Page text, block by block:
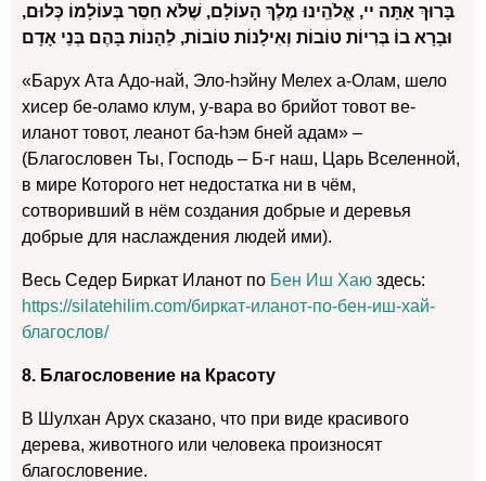
בָּרוּךְ אַתָּה יי, אֱלֹהֵֽינוּ מֶלֶךְ הָעוֹלָם, שֶׁלֹּא חִסֵּר בְּעוֹלָמוֹ כְּלוּם,
וּבָרָא בוֹ בְּרִיוֹת טוֹבוֹת וְאִילָנוֹת טוֹבוֹת, לֵהָנוֹת בָּהֶם בְּנֵי אָדָם
«Барух Ата Адо-най, Эло-hэйну Мелех а-Олам, шело
хисер бе-оламо клум, у-вара во брийот товот ве-
иланот товот, леанот ба-hэм бней адам» –
(Благословен Ты, Господь – Б-г наш, Царь Вселенной,
в мире Которого нет недостатка ни в чём,
сотворивший в нём создания добрые и деревья
добрые для наслаждения людей ими).
Весь Седер Биркат Иланот по Бен Иш Хаю здесь:
https://silatehilim.com/биркат-иланот-по-бен-иш-хай-
благослов/
8. Благословение на Красоту
В Шулхан Арух сказано, что при виде красивого
дерева, животного или человека произносят
благословение.